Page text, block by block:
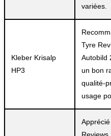
variées.
Kleber Krisalp
HP3
Tyre
Autobild
un bon
qualité-
usage